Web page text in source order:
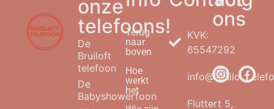
onze
telefoons!
De
Bruiloft
telefoon
De
Babyshowerfoon
Terug
naar
boven
Hoe
werkt
het
KVK:
65547292
Fluttert 5,
ons